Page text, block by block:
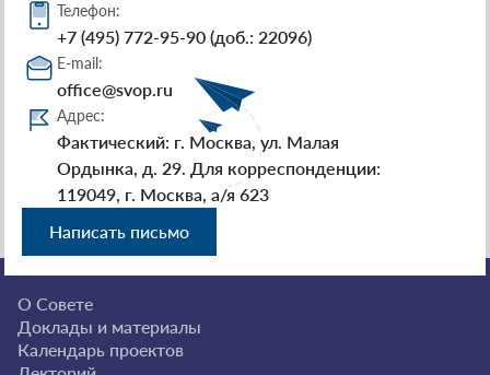
Телефон:
+7 (495) 772-95-90 (доб.: 22096)
E-mail:
office@svop.ru
Адрес:
Фактический: г. Москва, ул. Малая
Ордынка, д. 29. Для корреспонденции:
119049, г. Москва, а/я 623
Написать письмо
О Совете
Доклады и материалы
Календарь проектов